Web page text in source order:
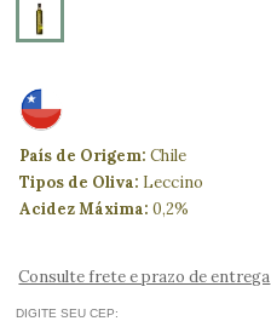
País de Origem:Chile
Tipos de Oliva: Leccino
Acidez Máxima:0,2%
Consulte frete e prazo de entrega
DIGITE SEU CEP: